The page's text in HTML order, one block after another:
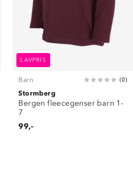
LAVPRIS
Barn (0)
Stormberg
Bergen fleecegenser barn 1-
7
99,-